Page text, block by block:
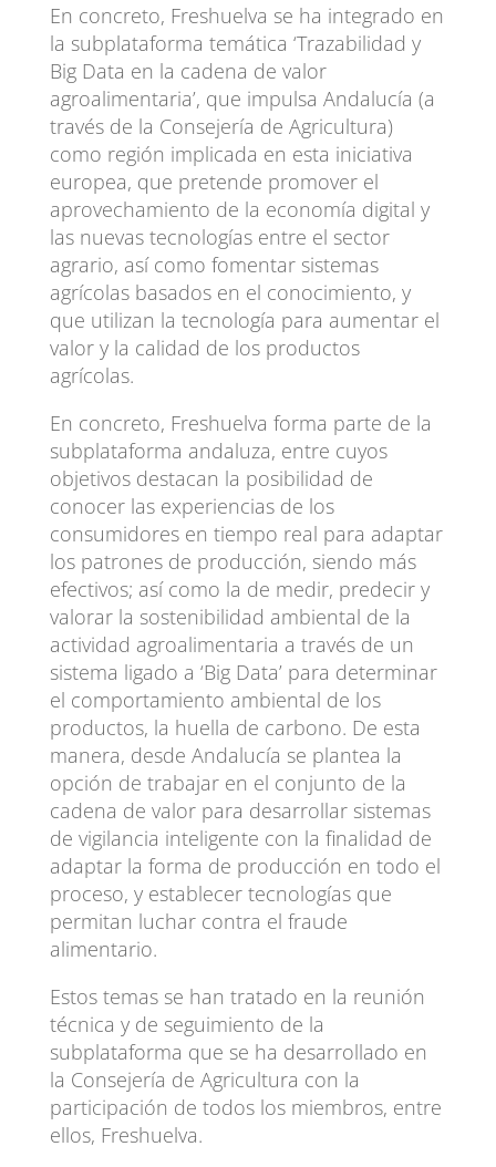
En concreto, Freshuelva se ha integrado en
la subplataforma temática ‘Trazabilidad y
Big Data en la cadena de valor
agroalimentaria’, que impulsa Andalucía (a
través de la Consejería de Agricultura)
como región implicada en esta iniciativa
europea, que pretende promover el
aprovechamiento de la economía digital y
las nuevas tecnologías entre el sector
agrario, así como fomentar sistemas
agrícolas basados en el conocimiento, y
que utilizan la tecnología para aumentar el
valor y la calidad de los productos
agrícolas.
En concreto, Freshuelva forma parte de la
subplataforma andaluza, entre cuyos
objetivos destacan la posibilidad de
conocer las experiencias de los
consumidores en tiempo real para adaptar
los patrones de producción, siendo más
efectivos; así como la de medir, predecir y
valorar la sostenibilidad ambiental de la
actividad agroalimentaria a través de un
sistema ligado a ‘Big Data’ para determinar
el comportamiento ambiental de los
productos, la huella de carbono. De esta
manera, desde Andalucía se plantea la
opción de trabajar en el conjunto de la
cadena de valor para desarrollar sistemas
de vigilancia inteligente con la finalidad de
adaptar la forma de producción en todo el
proceso, y establecer tecnologías que
permitan luchar contra el fraude
alimentario.
Estos temas se han tratado en la reunión
técnica y de seguimiento de la
subplataforma que se ha desarrollado en
la Consejería de Agricultura con la
participación de todos los miembros, entre
ellos, Freshuelva.